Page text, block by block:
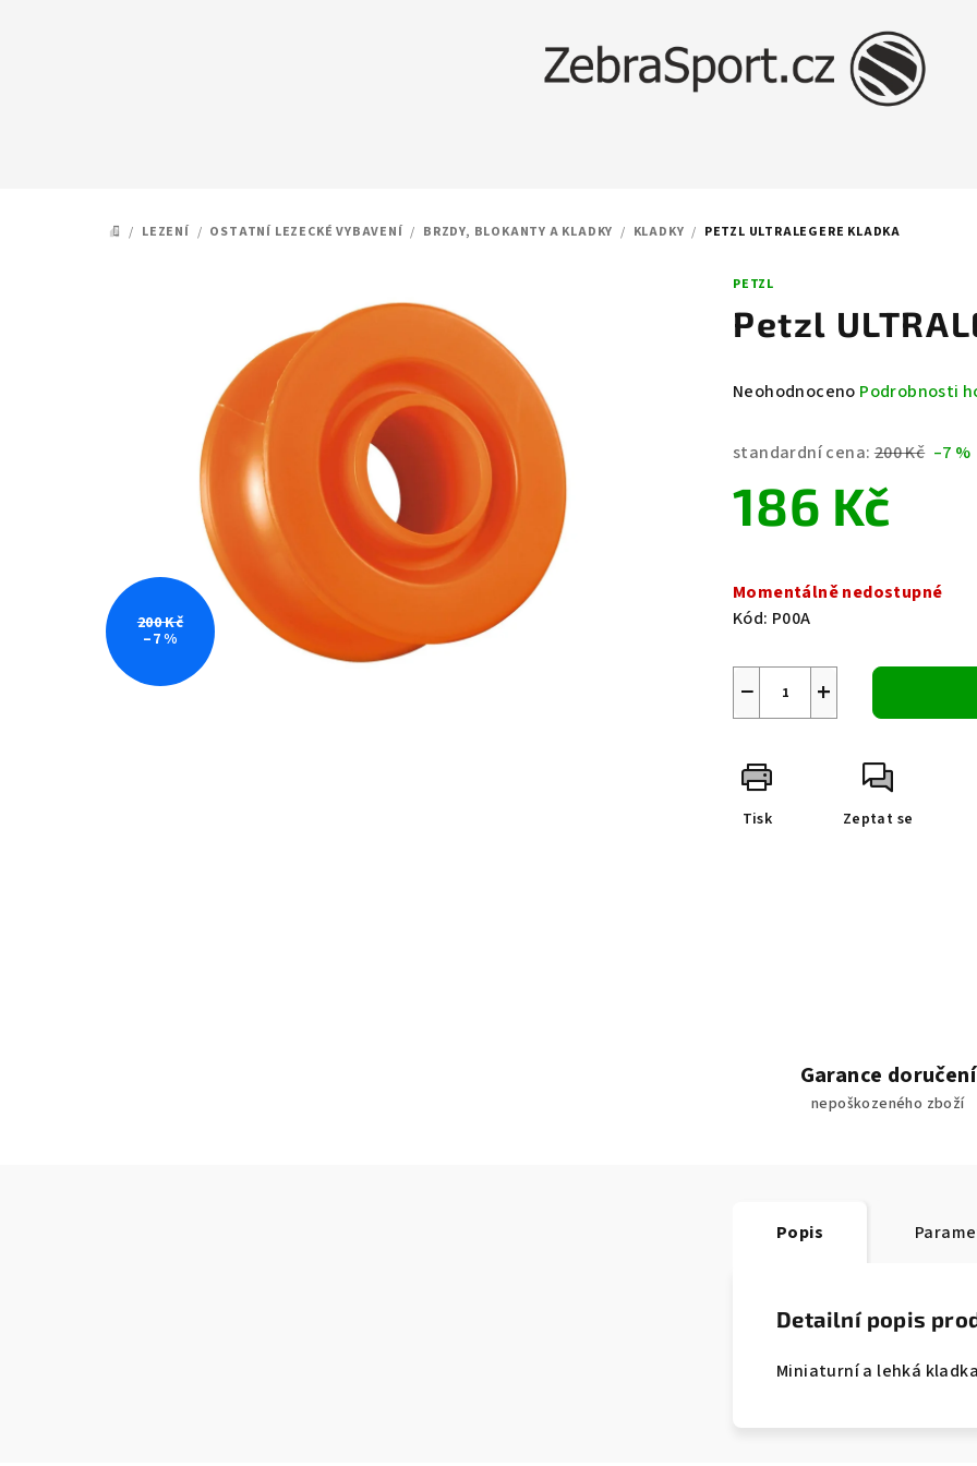
DOMŮ
/ LEZENÍ / OSTATNÍ LEZECKÉ VYBAVENÍ / BRZDY, BLOKANTY A KLADKY / KLADKY / PETZL ULTRALEGERE KLADKA
PETZL
Petzl
Průměrné
produktu
0,0
Neohodnoceno Podrobnosti
standardní cena: 200 Kč –7 %
186 Kč
cena:
Momentálně nedostupné
Kód: P00A
+
−
Tisk Zeptat se
200 Kč
–7 %
Garance doručení
nepoškozeného zboží
Popis
Detailní popis
Miniaturní a lehká